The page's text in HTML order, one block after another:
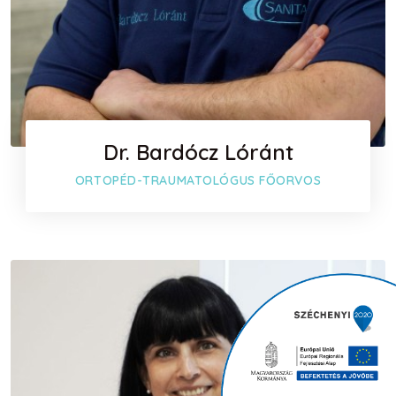
Dr. Bardócz Lóránt
ORTOPÉD-TRAUMATOLÓGUS FŐORVOS